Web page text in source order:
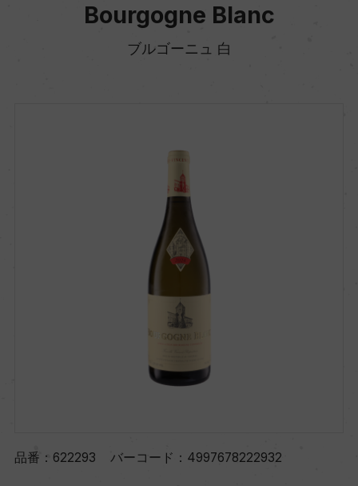
Bourgogne Blanc
ブルゴーニュ 白
品番： 622293 バーコード： 4997678222932